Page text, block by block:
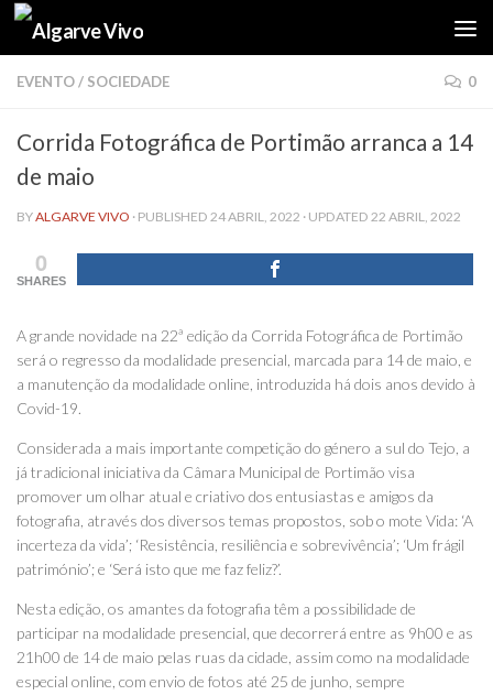
Skip to content
EVENTO/ SOCIEDADE 0
Corrida Fotográfica de Portimão arranca a 14
de maio
BYALGARVE VIVO · PUBLISHED 24 ABRIL, 2022 · UPDATED 22 ABRIL, 2022
0
SHARES
A grande novidade na 22ª edição da Corrida Fotográfica de Portimão
será o regresso da modalidade presencial, marcada para 14 de maio, e
a manutenção da modalidade online, introduzida há dois anos devido à
Covid-19.
Considerada a mais importante competição do género a sul do Tejo, a
já tradicional iniciativa da Câmara Municipal de Portimão visa
promover um olhar atual e criativo dos entusiastas e amigos da
fotografia, através dos diversos temas propostos, sob o mote Vida: ‘A
incerteza da vida’; ‘Resistência, resiliência e sobrevivência’; ‘Um frágil
património’; e ‘Será isto que me faz feliz?’.
Nesta edição, os amantes da fotografia têm a possibilidade de
participar na modalidade presencial, que decorrerá entre as 9h00 e as
21h00 de 14 de maio pelas ruas da cidade, assim como na modalidade
especial online, com envio de fotos até 25 de junho, sempre